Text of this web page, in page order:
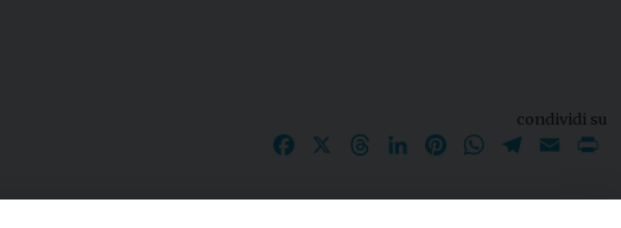
condividi su
Facebook ThreadsLinkedInPinterestWhatsApp
Telegram
Email